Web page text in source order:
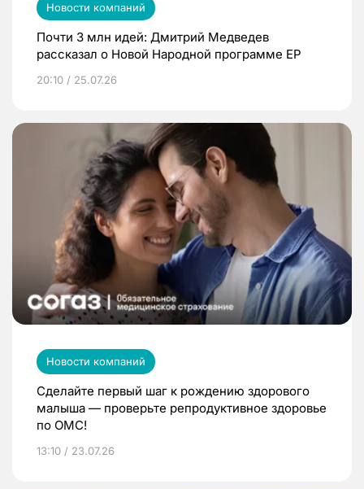
Новости компаний
Почти 3 млн идей: Дмитрий Медведев
рассказал о Новой Народной программе ЕР
20:10 / 25.07.26
Новости компаний
Сделайте первый шаг к рождению здорового
малыша — проверьте репродуктивное здоровье
по ОМС!
13:10 / 23.07.26